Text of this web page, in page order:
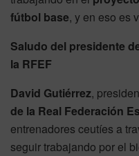
fútbol base, y en eso es
Saludo del presidente
la RFEF
David Gutiérrez,
de la Real Federación
entrenadores ceutíes a
seguir trabajando por el